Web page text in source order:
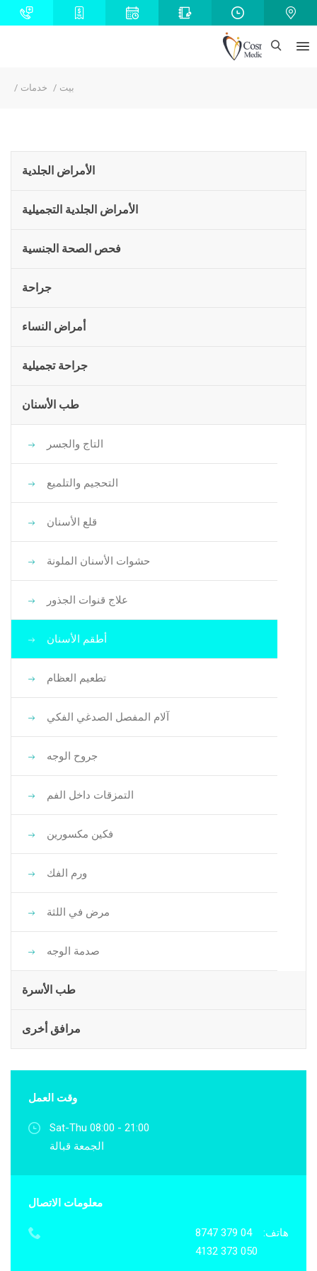
بيت خدمات
الأمراض الجلدية
الأمراض الجلدية التجميلية
فحص الصحة الجنسية
جراحة
أمراض النساء
جراحة تجميلية
طب الأسنان
التاج والجسر
التحجيم والتلميع
قلع الأسنان
حشوات الأسنان الملونة
علاج قنوات الجذور
أطقم الأسنان
تطعيم العظام
آلام المفصل الصدغي الفكي
جروح الوجه
التمزقات داخل الفم
فكين مكسورين
ورم الفك
مرض في اللثة
صدمة الوجه
طب الأسرة
مرافق أخرى
وقت العمل
Sat-Thu 08:00 - 21:00
الجمعة قبالة
معلومات الاتصال
هاتف:
04 379 8747
050 373 4132